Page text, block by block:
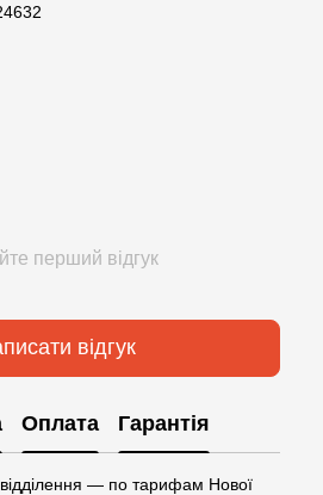
перший відгук
відгук
Оплата Гарантія
— по тарифам Нової